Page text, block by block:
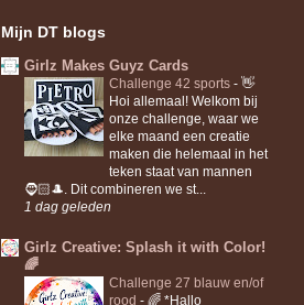
Mijn DT blogs
Girlz Makes Guyz Cards
Challenge 42 sports - 👋
Hoi allemaal! Welkom bij
onze challenge, waar we
elke maand een creatie
maken die helemaal in het
teken staat van mannen
🧔🏻🎩. Dit combineren we st...
1 dag geleden
Girlz Creative: Splash it with Color!
🌈
Challenge 27 blauw en/of
rood - 🌈 *Hallo